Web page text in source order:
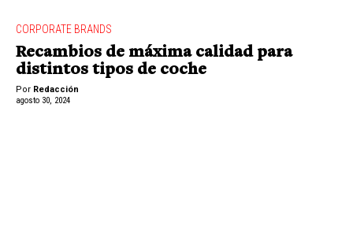
CORPORATE BRANDS
Recambios de máxima calidad para
distintos tipos de coche
Por Redacción
agosto 30, 2024